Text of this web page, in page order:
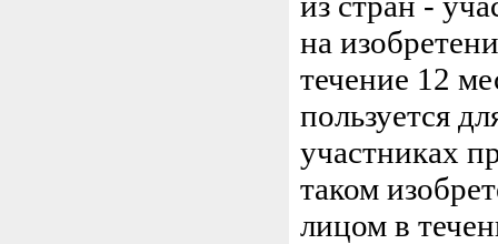
на
течение 12
пользуется
участниках
таком
лицом в